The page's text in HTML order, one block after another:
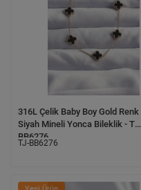
316L Çelik Baby Boy Gold Renk
Siyah Mineli Yonca Bileklik - TJ-
BB6276
TJ-BB6276